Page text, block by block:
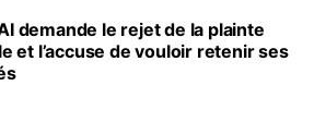
demande le rejet de la plainte
et l’accuse de vouloir retenir ses